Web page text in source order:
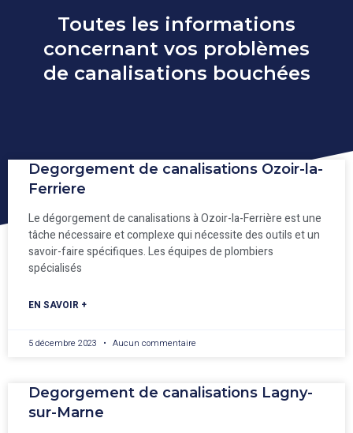
Toutes les informations
concernant vos problèmes
de canalisations bouchées
Degorgement de canalisations Ozoir-la-
Ferriere
Le dégorgement de canalisations à Ozoir-la-Ferrière est une
tâche nécessaire et complexe qui nécessite des outils et un
savoir-faire spécifiques. Les équipes de plombiers
spécialisés
EN SAVOIR +
5 décembre 2023 Aucun commentaire
Degorgement de canalisations Lagny-
sur-Marne